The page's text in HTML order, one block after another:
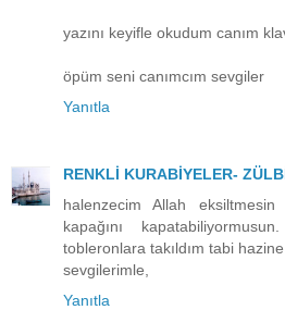
yazını keyifle okudum canım
öpüm seni canımcım sevgiler
Yanıtla
RENKLİ KURABİYELER-
halenzecim Allah eksiltmesin
kapağını
tobleronlara takıldım tabi
sevgilerimle,
Yanıtla